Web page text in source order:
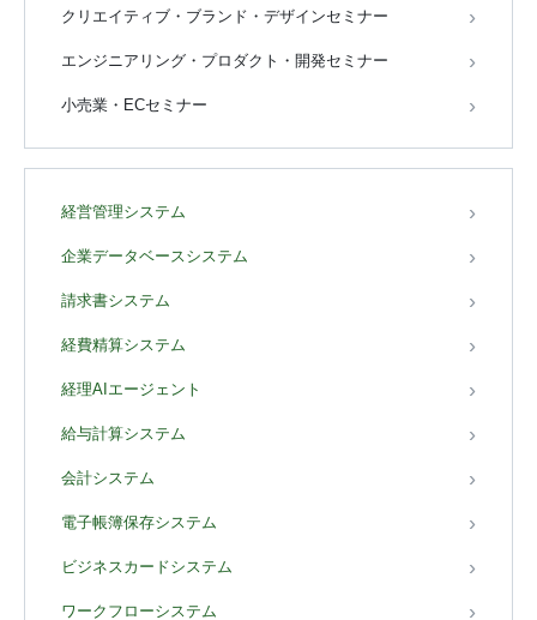
クリエイティブ・ブランド・デザインセミナー
エンジニアリング・プロダクト・開発セミナー
小売業・ECセミナー
経営管理システム
企業データベースシステム
請求書システム
経費精算システム
経理AIエージェント
給与計算システム
会計システム
電子帳簿保存システム
ビジネスカードシステム
ワークフローシステム